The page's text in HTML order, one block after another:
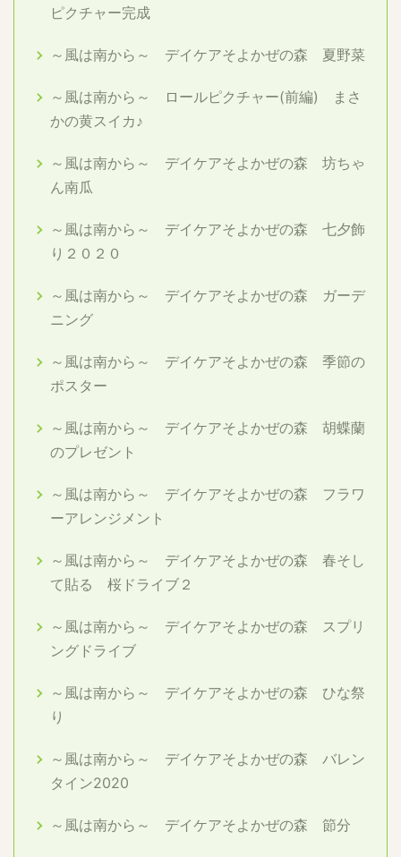
ピクチャー完成
～風は南から～ デイケアそよかぜの森 夏野菜
～風は南から～ ロールピクチャー(前編) まさ
かの黄スイカ♪
～風は南から～ デイケアそよかぜの森 坊ちゃ
ん南瓜
～風は南から～ デイケアそよかぜの森 七夕飾
り２０２０
～風は南から～ デイケアそよかぜの森 ガーデ
ニング
～風は南から～ デイケアそよかぜの森 季節の
ポスター
～風は南から～ デイケアそよかぜの森 胡蝶蘭
のプレゼント
～風は南から～ デイケアそよかぜの森 フラワ
ーアレンジメント
～風は南から～ デイケアそよかぜの森 春そし
て貼る 桜ドライブ２
～風は南から～ デイケアそよかぜの森 スプリ
ングドライブ
～風は南から～ デイケアそよかぜの森 ひな祭
り
～風は南から～ デイケアそよかぜの森 バレン
タイン2020
～風は南から～ デイケアそよかぜの森 節分